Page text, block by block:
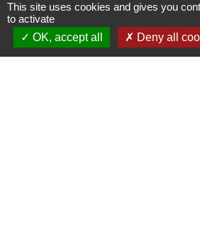
NUMÉROS UTILES
perm_phone_msg
This site uses cookies and gives you
to activate
OK, accept all
Deny all